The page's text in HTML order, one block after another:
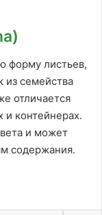
форму листьев,
семейства
отличается
и контейнерах.
и может
содержания.